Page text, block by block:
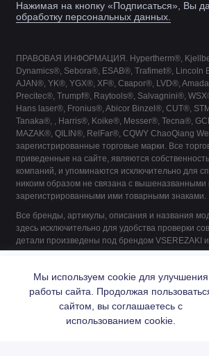
457 ₽
Нажимая на кнопку «Подписаться», Вы
обработку персональных данных.
ПРАВОВАЯ ИНФОРМАЦИЯ. Hypertherm®,
Dynamics®, Sebora®, ESAB®, Trafimet®, Lincoln
AJAN®, YK®, YGX®, XF®, Сварог®, LVD®,
Precitec®, Trumpf®, Raytools®, Salvagnini®,
Hans laser®, Fronius®, Abicor Binzel®, CUT®,
Tanaka®, , Harris®, Koike®, Messer®, Tecna®,
MAZAK®, QILIN®, RelFar®, CQWY ChaoQiang
зарегистрированные торговые марки. Все
приведенные на сайте, являются
компаний, и упоминаются исключительно для
никоим образом не связана с вышеназванными
зарегистрированными ими товарными знаками.
Все бренды, артикулы, описания и названия
здесь исключительно для удобства проверки
детали произведены под брендом VSEREZAKI
их производстве не принимает участие ни один
Мы используем cookie для улучшения
работы сайта. Продолжая
сайтом, вы соглашаетесь с
использованием cookie.